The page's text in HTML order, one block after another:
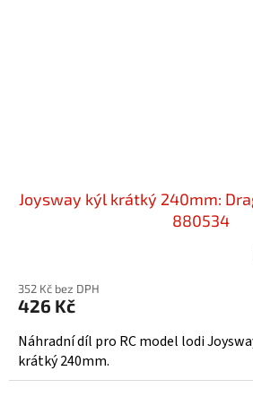
Joysway kýl krátký 240mm:
880534
352 Kč bez DPH
426 Kč
Náhradní díl pro RC model lodi
krátký 240mm.